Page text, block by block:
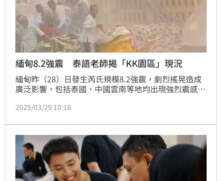
緬甸8.2強震 泰語老師揭「KK園區」現況
緬甸昨（28）日發生芮氏規模8.2強震，劇烈搖晃造成
廣泛影響，包括泰國、中國雲南等地均出現強烈震感。
況，他直呼「當地人也是受害者」，因緬甸國內動盪不
遇難時，還要擔心在緬甸的家人失聯。
2025/03/29 10:16